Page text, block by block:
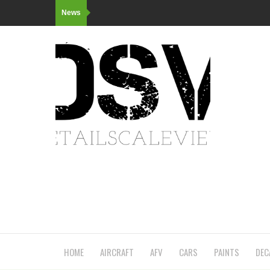
News
HOME AIRCRAFT AFV CARS PAINTS